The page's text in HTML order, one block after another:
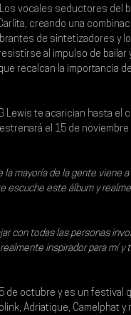
vocales seductores del
, creando una
de sintetizadores y
al impulso de bailar
recalcan la importancia
Lewis te acarician hasta el
estrenará el 15 de noviembre
la mayoría de la gente viene
escuche este álbum y
con todas las personas
inspirador para mí y
de octubre y es un festival
Adriatique, Camelphat y